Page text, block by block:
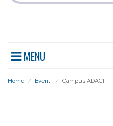
MENU
Home / Eventi / Campus ADACI